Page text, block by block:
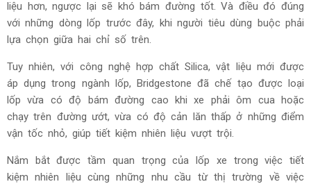
liệu hơn, ngược lại sẽ khó bám đường tốt. Và điều đó đúng
với những dòng lốp trước đây, khi người tiêu dùng buộc phải
lựa chọn giữa hai chỉ số trên.
Tuy nhiên, với công nghệ hợp chất Silica, vật liệu mới được
áp dụng trong ngành lốp, Bridgestone đã chế tạo được loại
lốp vừa có độ bám đường cao khi xe phải ôm cua hoặc
chạy trên đường ướt, vừa có độ cản lăn thấp ở những điểm
vận tốc nhỏ, giúp tiết kiệm nhiên liệu vượt trội.
Nắm bắt được tầm quan trọng của lốp xe trong việc tiết
kiệm nhiên liệu cùng những nhu cầu từ thị trường về việc
Lốp - Nhận khuyến mãi
Nhận BÁO GIÁ và KHUYẾN MÃI từ đại lý lốp gần bạn?